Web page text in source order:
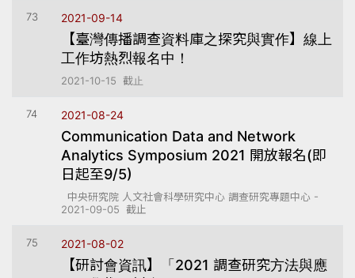
73 2021-09-14
【臺灣傳播調查資料庫之探究與實作】線上
工作坊熱烈報名中！
2021-10-15 截止
74 2021-08-24
Communication Data and Network
Analytics Symposium 2021 開放報名(即
日起至9/5)
中央研究院 人文社會科學研究中心 調查研究專題中心 -
2021-09-05 截止
75 2021-08-02
【研討會資訊】「2021 調查研究方法與應